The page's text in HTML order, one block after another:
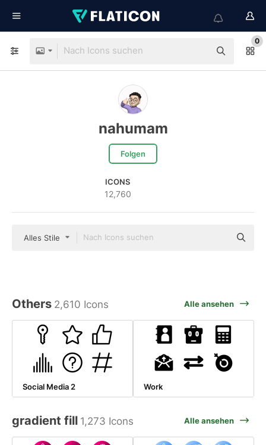
0
nahumam
Folgen
ICONS
12,760
Alles Stile
Others 2,610 Icons Alle ansehen
Social Media 2 Work
gradient fill 1,273 Icons Alle ansehen